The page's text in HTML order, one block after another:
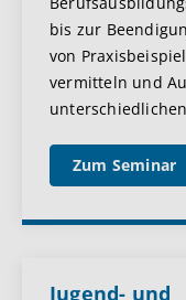
bis zur
von
vermitteln und
Zum Seminar
Jugend- und